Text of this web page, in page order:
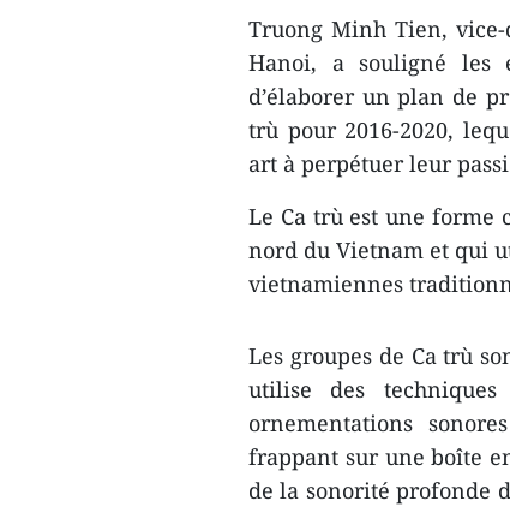
Truong Minh Tien,
Hanoi, a souligné les
d’élaborer un plan de
trù pour 2016-2020,
art à perpétuer leur
Le Ca trù est une forme
nord du Vietnam et qui
vietnamiennes
Les groupes de Ca trù
utilise des
ornementations
frappant sur une boîte
de la sonorité profonde